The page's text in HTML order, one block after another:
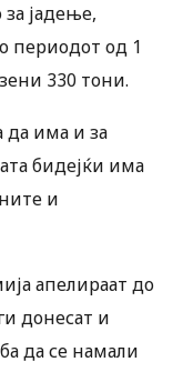
јадење,
периодот од 1
330 тони.
да има и за
бидејќи има
и
апелираат до
донесат и
да се намали